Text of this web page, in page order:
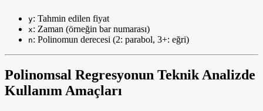
y: Tahmin edilen fiyat
x: Zaman (örneğin bar numarası)
n: Polinomun derecesi (2: parabol, 3+: eğri)
Polinomsal Regresyonun Teknik Analizde
Kullanım Amaçları